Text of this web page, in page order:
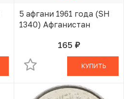
5 афгани 1961 года (SH
1340) Афганистан
165 руб.В КОРЗИНЕ
КУПИТЬ